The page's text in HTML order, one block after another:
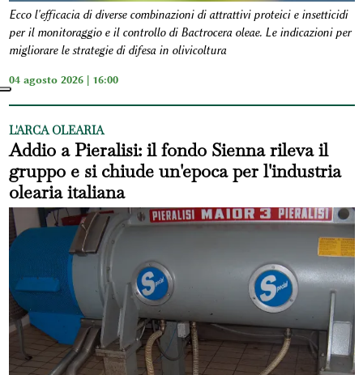
Ecco l'efficacia di diverse combinazioni di attrattivi proteici e insetticidi
per il monitoraggio e il controllo di Bactrocera oleae. Le indicazioni per
migliorare le strategie di difesa in olivicoltura
04 agosto 2026 | 16:00
L'ARCA OLEARIA
Addio a Pieralisi: il fondo Sienna rileva il
gruppo e si chiude un'epoca per l'industria
olearia italiana